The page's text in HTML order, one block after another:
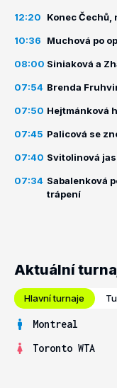
12:20 Konec Čechů,
10:36 Muchová po
08:00 Siniaková a
07:54 Brenda
07:50 Hejtmánková
07:45 Palicová se
07:40 Svitolinová
07:34 Sabalenková
trápení
Aktuální
Hlavní turnaje
Montreal
Toronto WTA